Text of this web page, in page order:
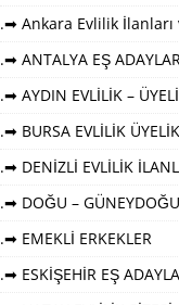
.➡ Ankara Evlilik İlanları
.➡ ANTALYA EŞ
.➡ AYDIN EVLİLİK –
.➡ BURSA EVLİLİK
.➡ DENİZLİ EVLİLİK
.➡ DOĞU – GÜNEYDOĞU
.➡ EMEKLİ ERKEKLER
.➡ ESKİŞEHİR EŞ